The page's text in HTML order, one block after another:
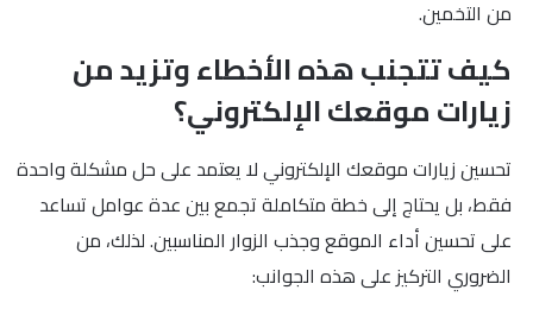
من التخمين.
كيف تتجنب هذه الأخطاء وتزيد من
زيارات موقعك الإلكتروني؟
تحسين زيارات موقعك الإلكتروني لا يعتمد على حل مشكلة واحدة
فقط، بل يحتاج إلى خطة متكاملة تجمع بين عدة عوامل تساعد
على تحسين أداء الموقع وجذب الزوار المناسبين. لذلك، من
الضروري التركيز على هذه الجوانب: